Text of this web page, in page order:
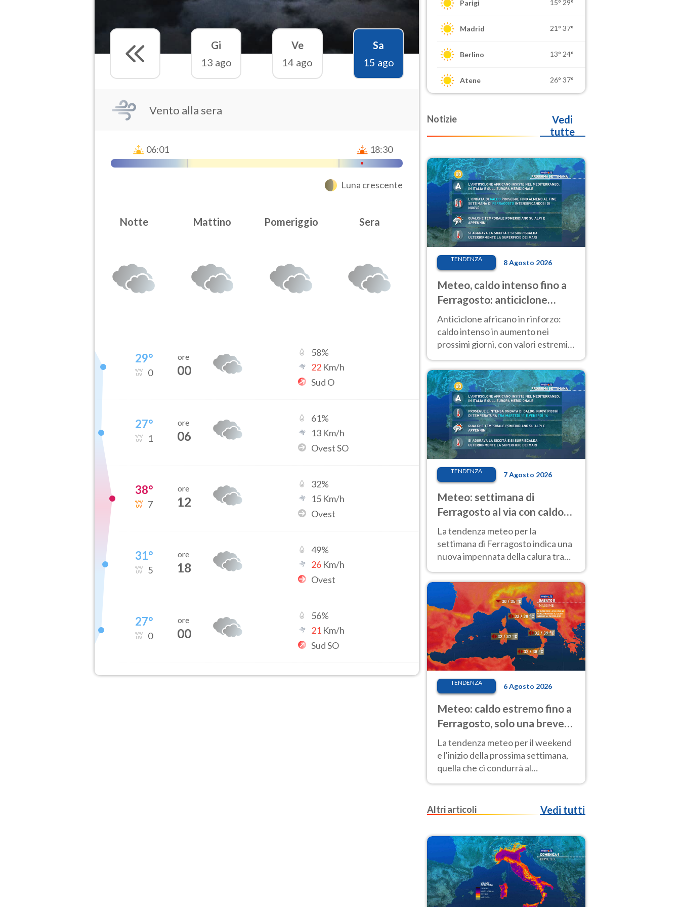
Gi
13 ago
Ve
14 ago
Sa
15 ago
Vento alla sera
06:01 18:30
Luna crescente
Notte Mattino Pomeriggio Sera
29°
0
ore
00
58%
22 Km/h
Sud O
27°
1
ore
06
61%
13 Km/h
Ovest SO
38°
7
ore
12
32%
15 Km/h
Ovest
31°
5
ore
18
49%
26 Km/h
Ovest
27°
0
ore
00
56%
21 Km/h
Sud SO
Parigi 15° 29°
Madrid 21° 37°
Berlino 13° 24°
Atene 26° 37°
Notizie
Vedi
tutte
TENDENZA 8 Agosto 2026
Meteo, caldo intenso fino a
Ferragosto: anticiclone
africano ancora
protagonista
Anticiclone africano in rinforzo:
caldo intenso in aumento nei
prossimi giorni, con valori estremi
d’Italia
TENDENZA 7 Agosto 2026
Meteo: settimana di
Ferragosto al via con caldo
intenso e qualche temporale
La tendenza meteo per la
settimana di Ferragosto indica una
nuova impennata della calura tra
anche al Nord.
TENDENZA 6 Agosto 2026
Meteo: caldo estremo fino a
Ferragosto, solo una breve
pausa. Ecco dove
La tendenza meteo per il weekend
e l'inizio della prossima settimana,
quella che ci condurrà al
Ferragosto, vede ancora
Altri articoli
Vedi tutti